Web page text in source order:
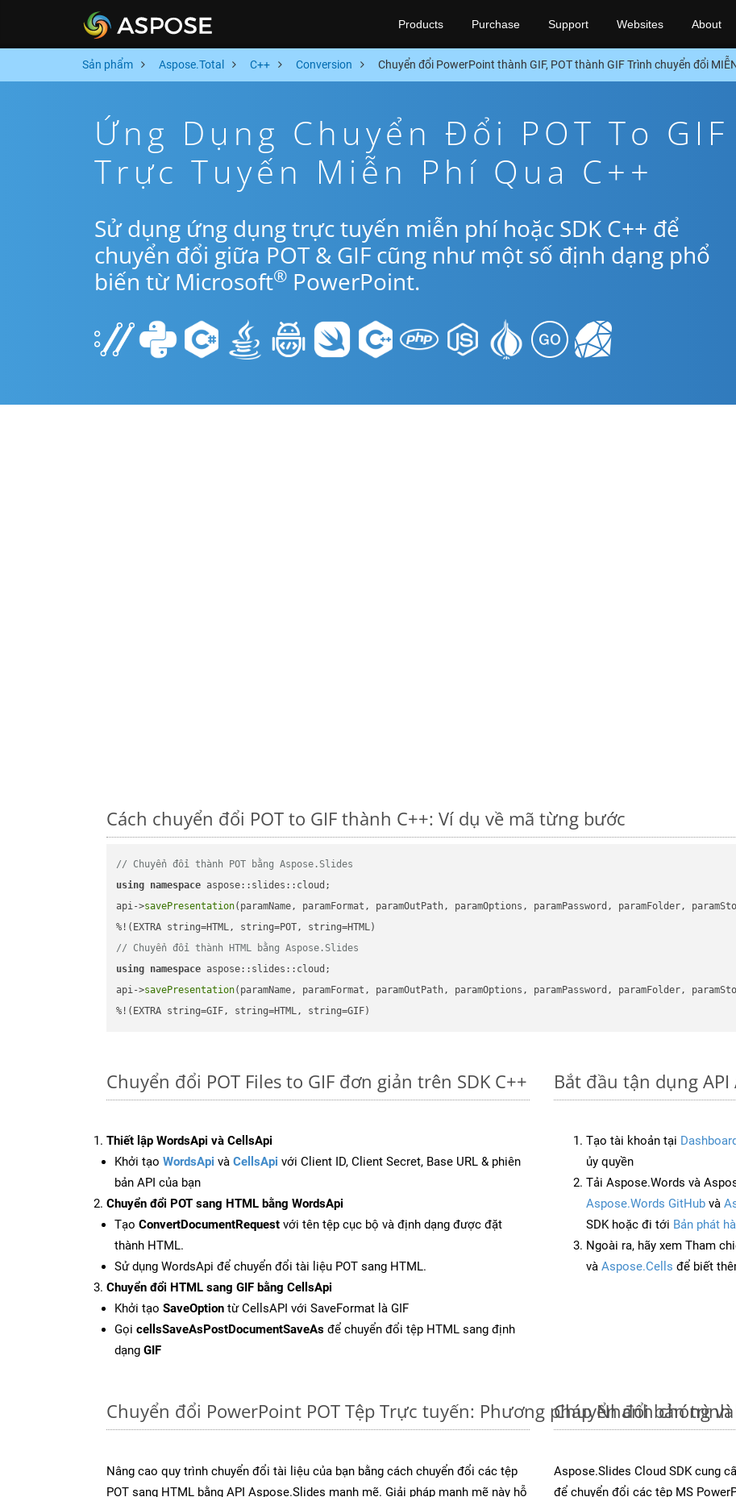
Products Purchase Support Websites About
Sản phẩm Aspose.Total C++ Conversion Chuyển đổi PowerPoint thành GIF, POT thành GIF Trình chuyển đổi
Ứng Dụng Chuyển Đổi POT To GIF
Trực Tuyến Miễn Phí Qua C++
Sử dụng ứng dụng trực tuyến miễn phí hoặc SDK C++ để
chuyển đổi giữa POT & GIF cũng như một số định dạng phổ
biến từ Microsoft® PowerPoint.
Cách chuyển đổi POT to GIF thành C++: Ví dụ về mã từng bước
// Chuyển đổi thành POT bằng Aspose.Slides
using namespace aspose::slides::cloud;
api->savePresentation(paramName, paramFormat, paramOutPath, paramOptions, paramPassword, paramFolder,
// Chuyển đổi thành HTML bằng Aspose.Slides
using namespace aspose::slides::cloud;
api->savePresentation(paramName, paramFormat, paramOutPath, paramOptions, paramPassword, paramFolder,
%!(EXTRA string=GIF, string=HTML, string=GIF)
Chuyển đổi POT Files to GIF đơn giản trên SDK C++
Thiết lập WordsApi và CellsApi
Khởi tạo WordsApi và CellsApi với Client ID, Client Secret, Base URL & phiên
bản API của bạn
Chuyển đổi POT sang HTML bằng WordsApi
Tạo ConvertDocumentRequest với tên tệp cục bộ và định dạng được đặt
thành HTML.
Sử dụng WordsApi để chuyển đổi tài liệu POT sang HTML.
Chuyển đổi HTML sang GIF bằng CellsApi
Khởi tạo SaveOption từ CellsAPI với SaveFormat là GIF
Gọi cellsSaveAsPostDocumentSaveAs để chuyển đổi tệp HTML sang định
dạng GIF
Bắt đầu tận dụng API
Tạo tài khoản tại
ủy quyền
Tải Aspose.Words và
Aspose.Words GitHub và
SDK hoặc đi tới Bản phát
Ngoài ra, hãy xem Tham
và Aspose.Cells để biết
Chuyển đổi PowerPoint POT Tệp Trực tuyến: Phương pháp Nhanh chóng
Nâng cao quy trình chuyển đổi tài liệu của bạn bằng cách chuyển đổi các tệp
POT sang HTML bằng API Aspose.Slides mạnh mẽ. Giải pháp mạnh mẽ này hỗ
Chuyển đổi bản trình
Aspose.Slides Cloud SDK cung
để chuyển đổi các tệp MS